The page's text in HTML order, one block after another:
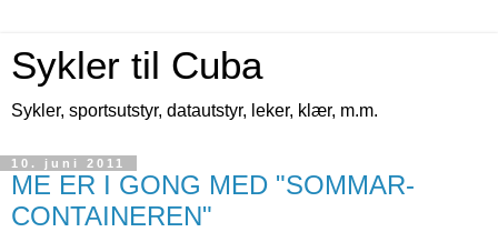
Sykler til Cuba
Sykler, sportsutstyr, datautstyr, leker, klær, m.m.
10. juni 2011
ME ER I GONG MED "SOMMAR-
CONTAINEREN"